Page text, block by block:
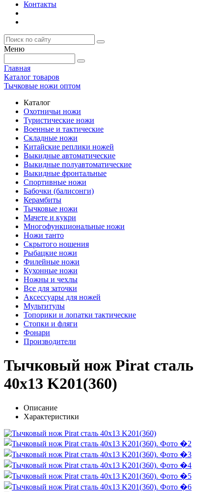
Контакты
Меню
Главная
Каталог товаров
Тычковые ножи оптом
Каталог
Охотничьи ножи
Туристические ножи
Военные и тактические
Складные ножи
Китайские реплики ножей
Выкидные автоматические
Выкидные полуавтоматические
Выкидные фронтальные
Спортивные ножи
Бабочки (балисонги)
Керамбиты
Тычковые ножи
Мачете и кукри
Многофункциональные ножи
Ножи танто
Скрытого ношения
Рыбацкие ножи
Филейные ножи
Кухонные ножи
Ножны и чехлы
Все для заточки
Аксессуары для ножей
Мультитулы
Топорики и лопатки тактические
Стопки и фляги
Фонари
Производители
Тычковый нож Pirat сталь
40х13 K201(360)
Описание
Характеристики